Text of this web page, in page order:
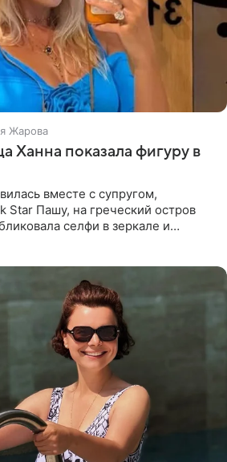
Жарова
Ханна показала фигуру в
вместе с супругом,
Star Пашу, на греческий остров
селфи в зеркале и